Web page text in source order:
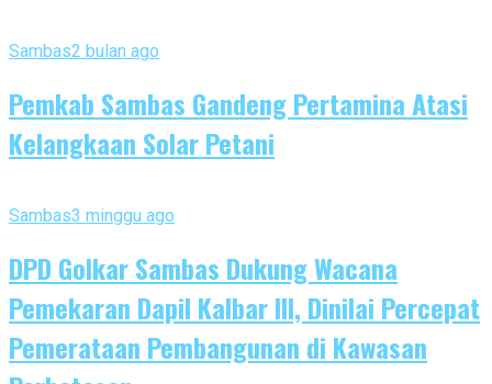
Sambas2 bulan ago
Pemkab Sambas Gandeng Pertamina Atasi
Kelangkaan Solar Petani
Sambas3 minggu ago
DPD Golkar Sambas Dukung Wacana
Pemekaran Dapil Kalbar III, Dinilai Percepat
Pemerataan Pembangunan di Kawasan